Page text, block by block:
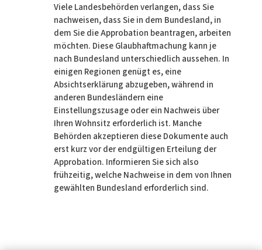
Viele Landesbehörden verlangen, dass Sie
nachweisen, dass Sie in dem Bundesland, in
dem Sie die Approbation beantragen, arbeiten
möchten. Diese Glaubhaftmachung kann je
nach Bundesland unterschiedlich aussehen. In
einigen Regionen genügt es, eine
Absichtserklärung abzugeben, während in
anderen Bundesländern eine
Einstellungszusage oder ein Nachweis über
Ihren Wohnsitz erforderlich ist. Manche
Behörden akzeptieren diese Dokumente auch
erst kurz vor der endgültigen Erteilung der
Approbation. Informieren Sie sich also
frühzeitig, welche Nachweise in dem von Ihnen
gewählten Bundesland erforderlich sind.